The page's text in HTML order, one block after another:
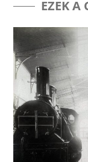
EZEK A